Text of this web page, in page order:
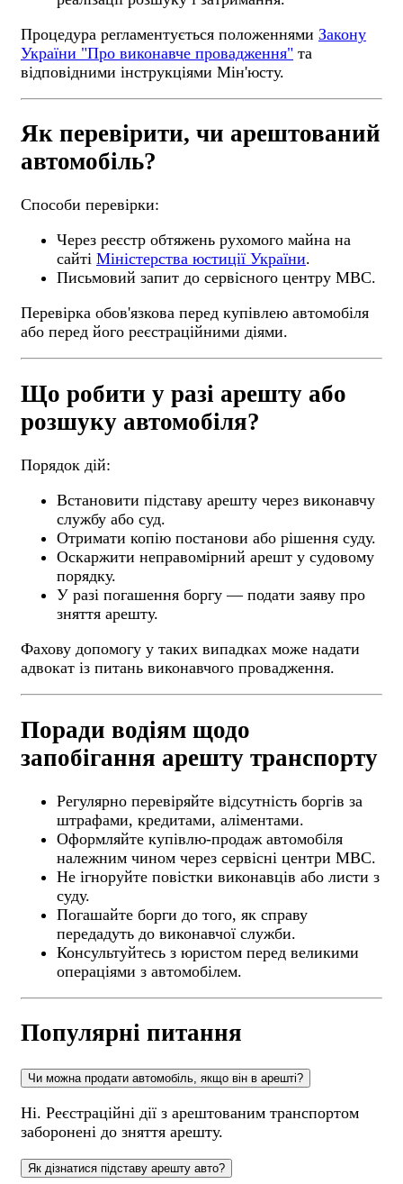
Процедура регламентується положеннями Закону
України "Про виконавче провадження" та
відповідними інструкціями Мін'юсту.
Як перевірити, чи арештований
автомобіль?
Способи перевірки:
Через реєстр обтяжень рухомого майна на
сайті Міністерства юстиції України.
Письмовий запит до сервісного центру МВС.
Перевірка обов'язкова перед купівлею автомобіля
або перед його реєстраційними діями.
Що робити у разі арешту або
розшуку автомобіля?
Порядок дій:
Встановити підставу арешту через виконавчу
службу або суд.
Отримати копію постанови або рішення суду.
Оскаржити неправомірний арешт у судовому
порядку.
У разі погашення боргу — подати заяву про
зняття арешту.
Фахову допомогу у таких випадках може надати
адвокат із питань виконавчого провадження.
Поради водіям щодо
запобігання арешту транспорту
Регулярно перевіряйте відсутність боргів за
штрафами, кредитами, аліментами.
Оформляйте купівлю-продаж автомобіля
належним чином через сервісні центри МВС.
Не ігноруйте повістки виконавців або листи з
суду.
Погашайте борги до того, як справу
передадуть до виконавчої служби.
Консультуйтесь з юристом перед великими
операціями з автомобілем.
Популярні питання
Чи можна продати автомобіль, якщо він в арешті?
Ні. Реєстраційні дії з арештованим транспортом
заборонені до зняття арешту.
Як дізнатися підставу арешту авто?